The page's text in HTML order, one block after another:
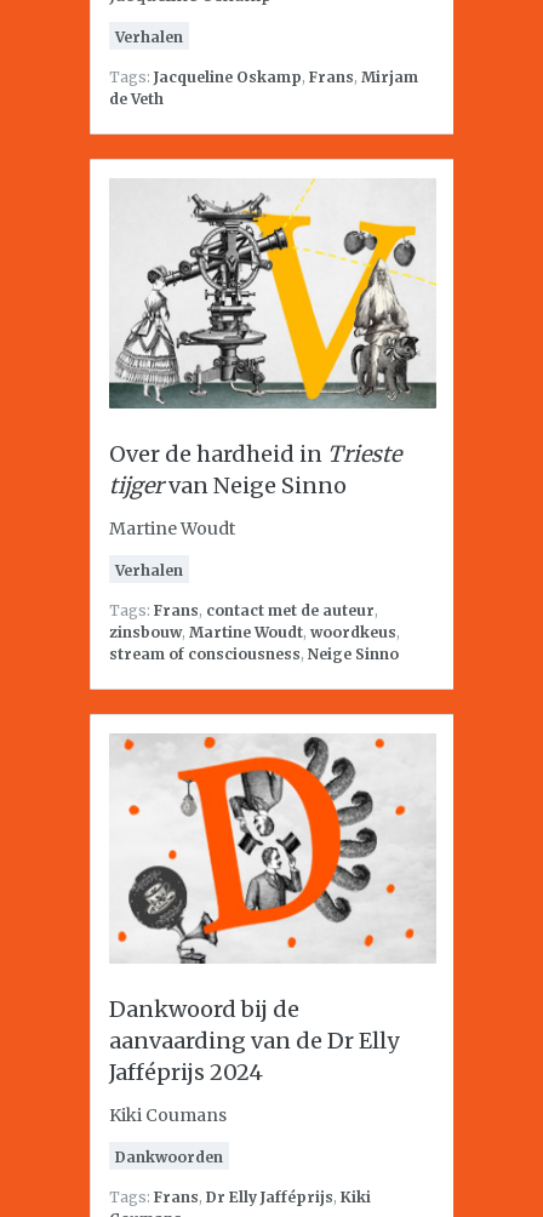
Verhalen
Tags: Jacqueline Oskamp, Frans, Mirjam
de Veth
Over de hardheid in Trieste
tijgervan Neige Sinno
Martine Woudt
Verhalen
Tags: Frans, contact met de auteur,
zinsbouw, Martine Woudt, woordkeus,
stream of consciousness, Neige Sinno
Dankwoord bij de
aanvaarding van de Dr Elly
Jafféprijs 2024
Kiki Coumans
Dankwoorden
Tags: Frans, Dr Elly Jafféprijs, Kiki